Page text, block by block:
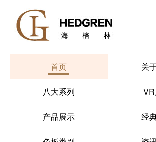
首页 关
八大系列
产品展示 经